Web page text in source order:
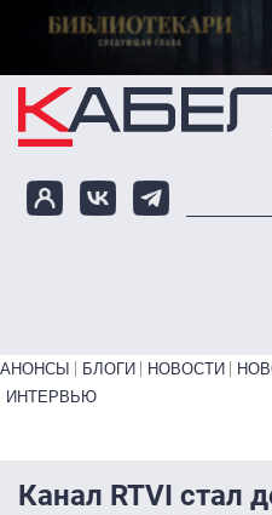
Перейти к основному
Primary links bottom
АНОНСЫ БЛОГИ НОВОСТИ
ИНТЕРВЬЮ
Канал RTVI стал